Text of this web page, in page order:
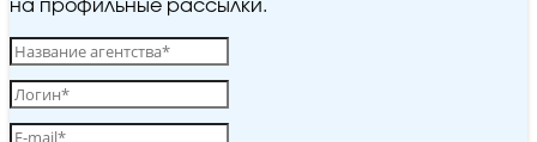
на профильные рассылки.